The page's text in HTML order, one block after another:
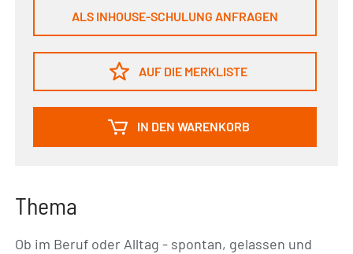
ALS INHOUSE-SCHULUNG ANFRAGEN
AUF DIE MERKLISTE
IN DEN WARENKORB
Thema
Ob im Beruf oder Alltag - spontan, gelassen und